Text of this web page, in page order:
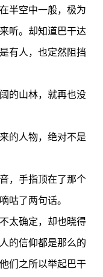
半空中一般，极为
听。却知道巴干达
有人，也定然阻挡
的山林，就再也没
的人物，绝对不是
，手指顶在了那个
咕了两句话。
太确定，却也晓得
的信仰都是那么的
们之所以举起巴干